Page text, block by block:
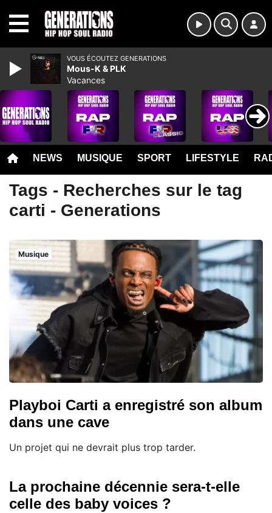
NEWS MUSIQUE SPORT LIFESTYLE
Tags - Recherches sur le tag
carti - Generations
Musique
Playboi Carti a enregistré son album
dans une cave
Un projet qui ne devrait plus trop tarder.
La prochaine décennie sera-t-elle
celle des baby voices ?
VOUS ÉCOUTEZ GENERATIONS
Mous-K & PLK
Vacances